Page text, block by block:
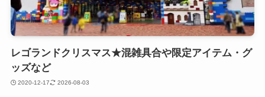
レゴランドクリスマス★混雑具合や限定アイテム・グ
ッズなど
2020-12-17 2026-08-03